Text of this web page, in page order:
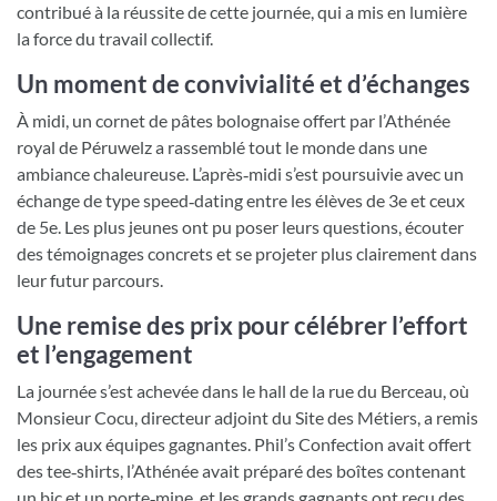
contribué à la réussite de cette journée, qui a mis en lumière
la force du travail collectif.
Un moment de convivialité et d’échanges
À midi, un cornet de pâtes bolognaise offert par l’Athénée
royal de Péruwelz a rassemblé tout le monde dans une
ambiance chaleureuse. L’après‑midi s’est poursuivie avec un
échange de type speed‑dating entre les élèves de 3e et ceux
de 5e. Les plus jeunes ont pu poser leurs questions, écouter
des témoignages concrets et se projeter plus clairement dans
leur futur parcours.
Une remise des prix pour célébrer l’effort
et l’engagement
La journée s’est achevée dans le hall de la rue du Berceau, où
Monsieur Cocu, directeur adjoint du Site des Métiers, a remis
les prix aux équipes gagnantes. Phil’s Confection avait offert
des tee‑shirts, l’Athénée avait préparé des boîtes contenant